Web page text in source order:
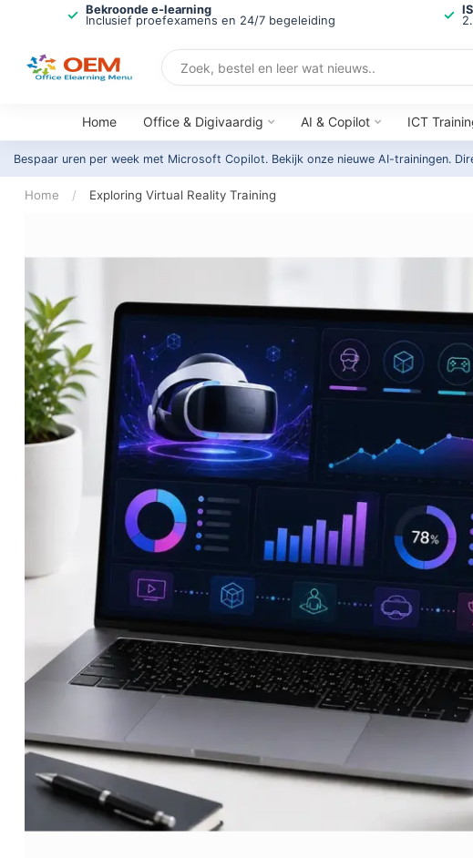
Bekroonde e-learning
Inclusief proefexamens en 24/7 begeleiding
Home Office & Digivaardig AI & Copilot ICT
Bespaar uren per week met Microsoft Copilot. Bekijk onze nieuwe AI-trainingen.
Home / Exploring Virtual Reality Training